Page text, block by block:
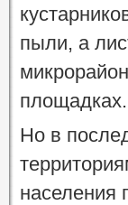
пыли, а
площадках.
Но в
населения